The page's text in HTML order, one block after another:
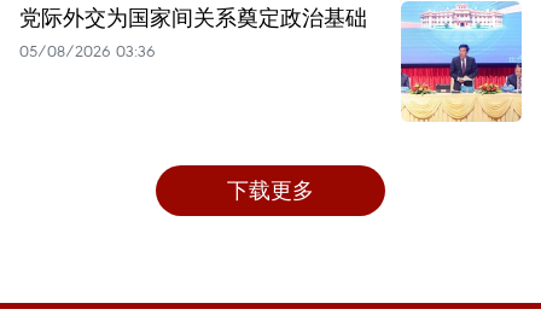
党际外交为国家间关系奠定政治基础
05/08/2026 03:36
下载更多